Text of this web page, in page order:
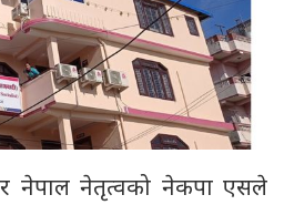
नेपाल नेतृत्वको नेकपा एसले